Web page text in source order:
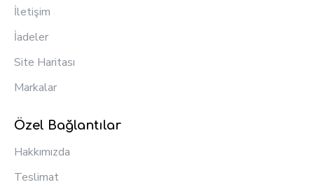
İletişim
İadeler
Site Haritası
Markalar
Özel Bağlantılar
Hakkımızda
Teslimat